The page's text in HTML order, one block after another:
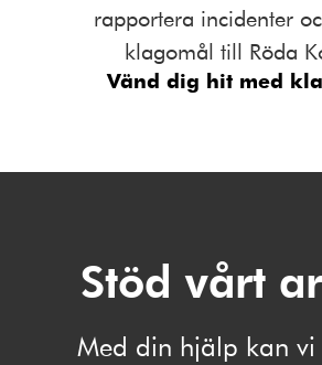
rapportera incidenter
klagomål till Röda
Vänd dig hit med
Stöd vårt
Med din hjälp kan vi